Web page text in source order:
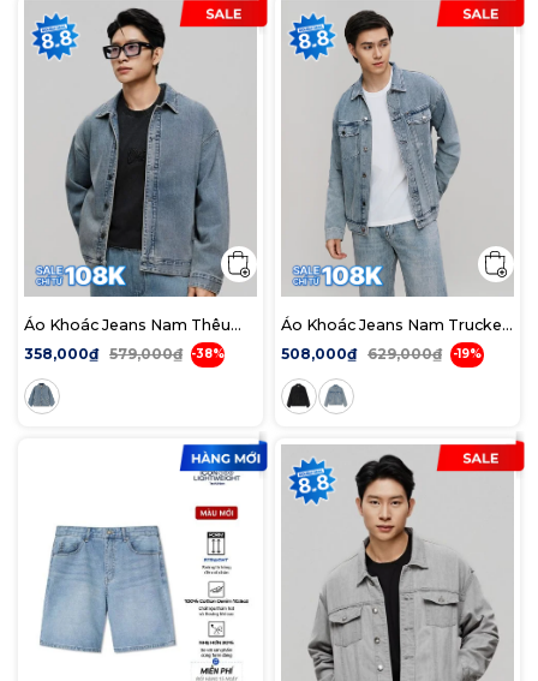
Áo Khoác Jeans Nam Thêu
Tag Da Form Loose
358,000₫ 579,000₫ -38%
Áo Khoác Jeans Nam Trucker
Denim ICDN Tag Form
508,000₫ 629,000₫ -19%